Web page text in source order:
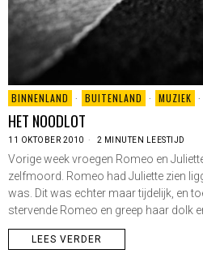
BINNENLAND · BUITENLAND · MUZIEK ·
HET NOODLOT
11 OKTOBER 2010 2 MINUTEN LEESTIJD
Vorige week vroegen Romeo en
zelfmoord. Romeo had Juliette zien
was. Dit was echter maar tijdelijk, en
stervende Romeo en greep haar dolk
LEES VERDER